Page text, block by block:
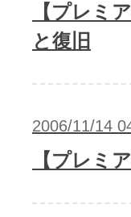
【プレミ
と復旧
2006/11/14
【プレミ